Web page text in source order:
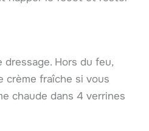
Hors du feu,
crème fraîche si vous
chaude dans 4 verrines